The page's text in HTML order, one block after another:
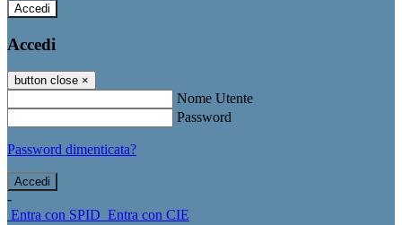
Accedi
Accedi
button close ×
Nome Utente
Password
Password dimenticata?
-
Entra con SPID Entra con CIE